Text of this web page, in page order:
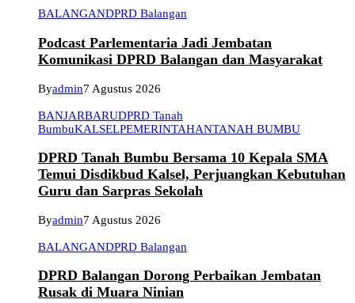
BALANGANDPRD Balangan
Podcast Parlementaria Jadi Jembatan
Komunikasi DPRD Balangan dan Masyarakat
Byadmin7 Agustus 2026
BANJARBARUDPRD Tanah
BumbuKALSELPEMERINTAHANTANAH BUMBU
DPRD Tanah Bumbu Bersama 10 Kepala SMA
Temui Disdikbud Kalsel, Perjuangkan Kebutuhan
Guru dan Sarpras Sekolah
Byadmin7 Agustus 2026
BALANGANDPRD Balangan
DPRD Balangan Dorong Perbaikan Jembatan
Rusak di Muara Ninian